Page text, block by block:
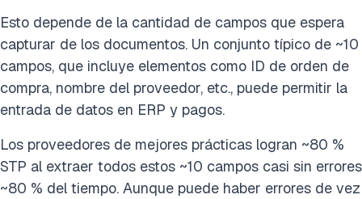
Esto depende de la cantidad de campos que espera
capturar de los documentos. Un conjunto típico de ~10
campos, que incluye elementos como ID de orden de
compra, nombre del proveedor, etc., puede permitir la
entrada de datos en ERP y pagos.
Los proveedores de mejores prácticas logran ~80 %
STP al extraer todos estos ~10 campos casi sin errores
~80 % del tiempo. Aunque puede haber errores de vez